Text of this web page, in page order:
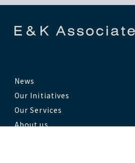
News
Our Initiatives
Our Services
About us